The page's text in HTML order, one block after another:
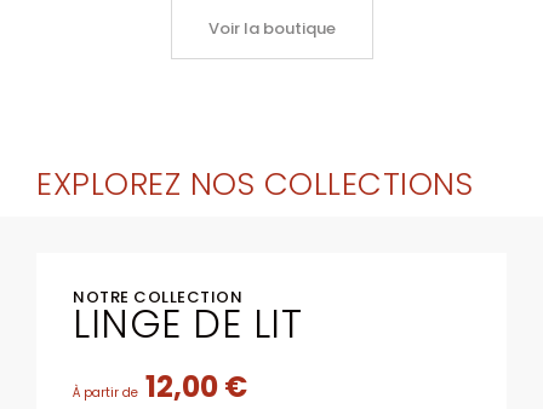
Voir la boutique
EXPLOREZ NOS COLLECTIONS
NOTRE COLLECTION
LINGE DE LIT
À partir de 12,00 €